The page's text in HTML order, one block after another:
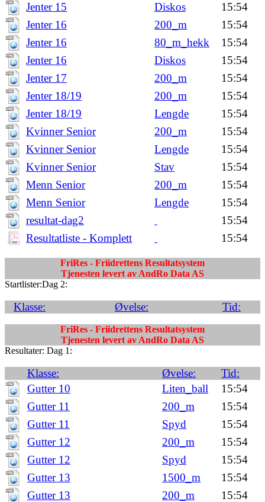
Jenter 15
Diskos
15:54
Jenter 16
200_m
15:54
Jenter 16
80_m_hekk
15:54
Jenter 16
Diskos
15:54
Jenter 17
200_m
15:54
Jenter 18/19
200_m
15:54
Jenter 18/19
Lengde
15:54
Kvinner Senior
200_m
15:54
Kvinner Senior
Lengde
15:54
Kvinner Senior
Stav
15:54
Menn Senior
200_m
15:54
Menn Senior
Lengde
15:54
resultat-dag2
15:54
Resultatliste - Komplett
15:54
FriRes - Friidrettens Resultatsystem
Tjenesten levert av AndRo Data AS
Startlister:Dag 2:
Klasse: Øvelse: Tid:
FriRes - Friidrettens Resultatsystem
Tjenesten levert av AndRo Data AS
Resultater: Dag 1:
Klasse: Øvelse:
Tid:
Gutter 10
Liten_ball
15:54
Gutter 11
200_m
15:54
Gutter 11
Spyd
15:54
Gutter 12
200_m
15:54
Gutter 12
Spyd
15:54
Gutter 13
1500_m
15:54
Gutter 13
200_m
15:54